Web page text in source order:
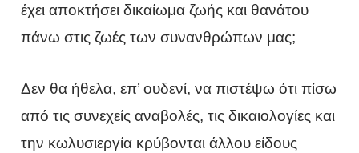
έχει αποκτήσει δικαίωμα ζωής και θανάτου
πάνω στις ζωές των συνανθρώπων μας;
Δεν θα ήθελα, επ’ ουδενί, να πιστέψω ότι πίσω
από τις συνεχείς αναβολές, τις δικαιολογίες και
την κωλυσιεργία κρύβονται άλλου είδους